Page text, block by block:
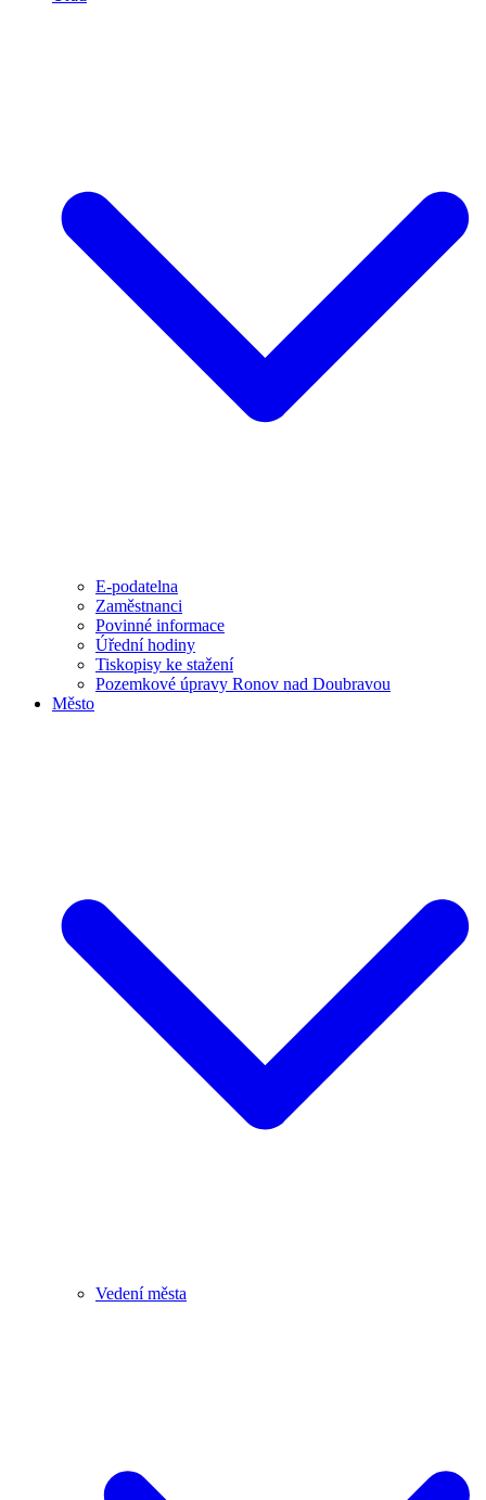
E-podatelna
Zaměstnanci
Povinné informace
Úřední hodiny
Tiskopisy ke stažení
Pozemkové úpravy Ronov nad Doubravou
Město
Vedení města